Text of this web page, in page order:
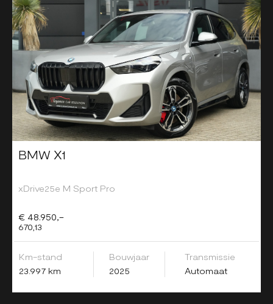
BMW X1
xDrive25e M Sport Pro
€ 48.950,-
670,13
Km-stand
23.997 km
Bouwjaar
2025
Transmissie
Automaat